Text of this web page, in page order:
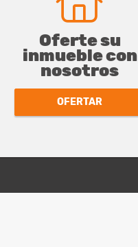
Oferte su
inmueble con
nosotros
OFERTAR